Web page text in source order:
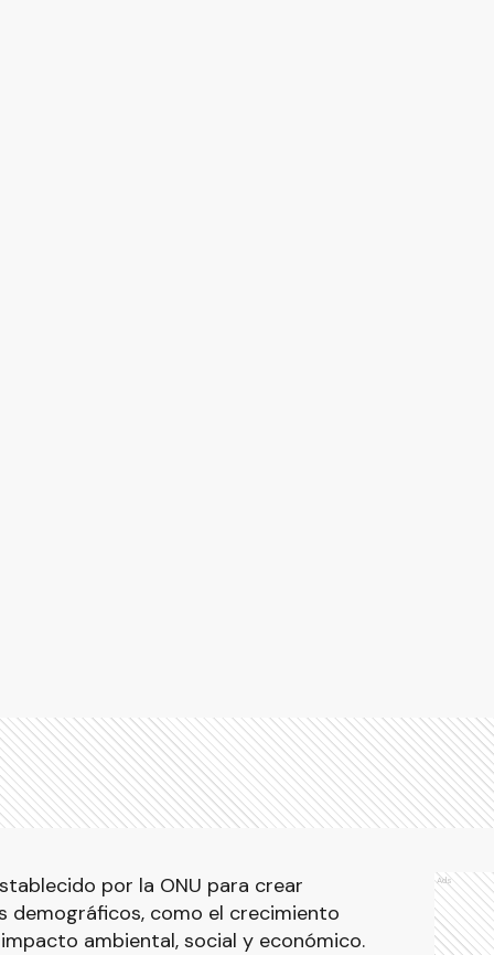
por la ONU para crear
demográficos, como el crecimiento
ambiental, social y económico.
Ads